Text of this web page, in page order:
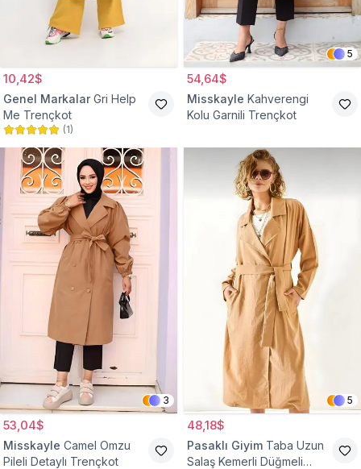
10,42$
Genel Markalar Gri Help
Me Trençkot
(1)
5
54,64$
Misskayle Kahverengi
Kolu Garnili Trençkot
3
53,04$
Misskayle Camel Omzu
Pileli Detaylı Trençkot
5
48,18$
Pasaklı Giyim Taba Uzun
Salaş Kemerli Düğmeli